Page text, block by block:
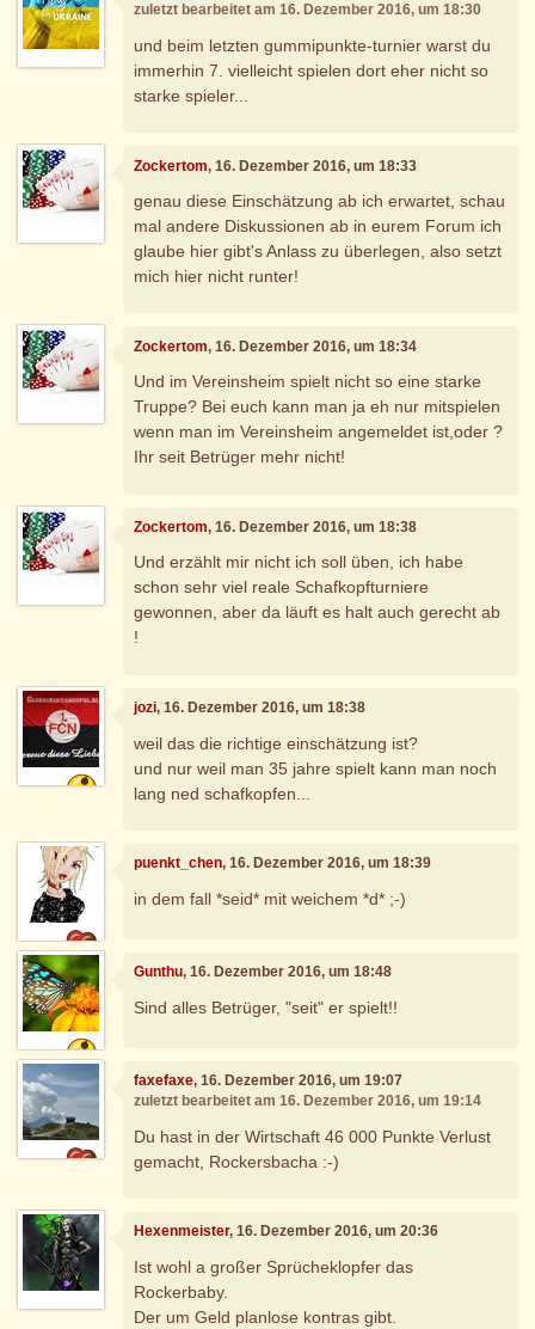
zuletzt bearbeitet am 16. Dezember 2016, um 18:30
und beim letzten gummipunkte-turnier warst du
immerhin 7. vielleicht spielen dort eher nicht so
starke spieler...
Zockertom, 16. Dezember 2016, um 18:33
genau diese Einschätzung ab ich erwartet, schau
mal andere Diskussionen ab in eurem Forum ich
glaube hier gibt's Anlass zu überlegen, also setzt
mich hier nicht runter!
Zockertom, 16. Dezember 2016, um 18:34
Und im Vereinsheim spielt nicht so eine starke
Truppe? Bei euch kann man ja eh nur mitspielen
wenn man im Vereinsheim angemeldet ist,oder ?
Ihr seit Betrüger mehr nicht!
Zockertom, 16. Dezember 2016, um 18:38
Und erzählt mir nicht ich soll üben, ich habe
schon sehr viel reale Schafkopfturniere
gewonnen, aber da läuft es halt auch gerecht ab
!
jozi, 16. Dezember 2016, um 18:38
weil das die richtige einschätzung ist?
und nur weil man 35 jahre spielt kann man noch
lang ned schafkopfen...
puenkt_chen, 16. Dezember 2016, um 18:39
in dem fall *seid* mit weichem *d* ;-)
Gunthu, 16. Dezember 2016, um 18:48
Sind alles Betrüger, "seit" er spielt!!
faxefaxe, 16. Dezember 2016, um 19:07
zuletzt bearbeitet am 16. Dezember 2016, um 19:14
Du hast in der Wirtschaft 46 000 Punkte Verlust
gemacht, Rockersbacha :-)
Hexenmeister, 16. Dezember 2016, um 20:36
Ist wohl a großer Sprücheklopfer das
Rockerbaby.
Der um Geld planlose kontras gibt.